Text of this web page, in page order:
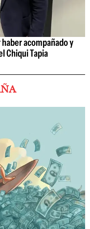
acompañado y
Chiqui Tapia